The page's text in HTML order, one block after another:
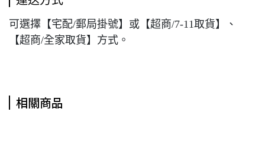
可選擇【宅配/郵局掛號】或【超商/7-11取貨】、
【超商/全家取貨】方式。
相關商品